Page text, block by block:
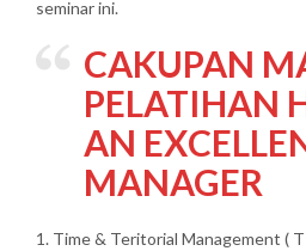
seminar ini.
CAKUPAN
PELATIHAN
AN
MANAGER
1. Time & Teritorial Management (